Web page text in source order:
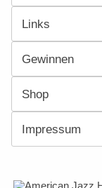
Links
Gewinnen
Shop
Impressum